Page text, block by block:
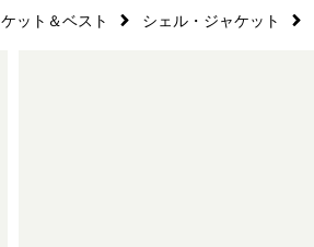
ット＆ベスト シェル・ジャケット